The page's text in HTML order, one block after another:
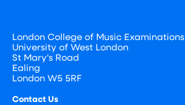
London College of Music Examinations
University of West London
St Mary's Road
Ealing
London W5 5RF
Contact Us